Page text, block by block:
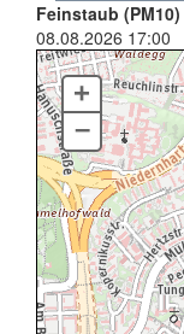
Feinstaub (PM10)
08.08.2026 17:00
+
–